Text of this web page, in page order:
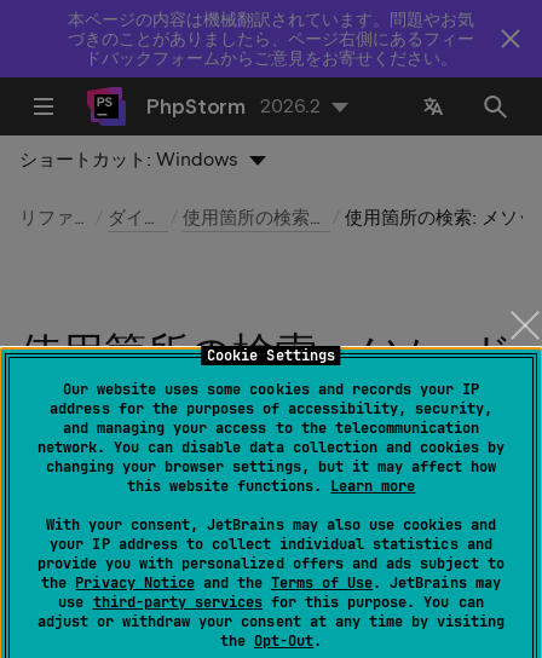
Cookie Settings
Our website uses some cookies and records your IP
address for the purposes of accessibility, security,
and managing your access to the telecommunication
network. You can disable data collection and cookies by
changing your browser settings, but it may affect how
this website functions. Learn more
With your consent, JetBrains may also use cookies and
your IP address to collect individual statistics and
provide you with personalized offers and ads subject to
the Privacy Noticeand the Terms of Use. JetBrains may
use third-party servicesfor this purpose. You can
adjust or withdraw your consent at any time by visiting
the Opt-Out.
本ページの内容は機械翻訳されています。問題やお気
づきのことがありましたら、ページ右側にあるフィー
ドバックフォームからご意見をお寄せください。
PhpStorm 2026.2
ショートカット:Windows
リファレンス ダイアログ 使用箇所の検索ダイアログ
使用箇所の検索: メソッド
オプション
最終更新日： 2026 年 8 月 5 日
編集 | 使用箇所の検索設定
Alt F7